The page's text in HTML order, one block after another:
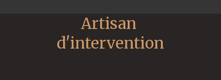
Artisan
d'intervention